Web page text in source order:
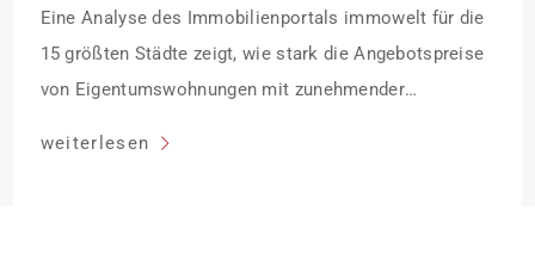
Eine Analyse des Immobilienportals immowelt für die
15 größten Städte zeigt, wie stark die Angebotspreise
von Eigentumswohnungen mit zunehmender
weiterlesen